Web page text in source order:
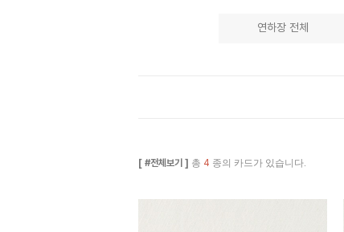
연하장 전체
[ #전체보기 ] 총 4 종의 카드가 있습니다.